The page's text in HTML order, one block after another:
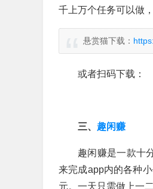
千上万个任务可以做
悬赏猫下载：
或者扫码下载：
三、 趣闲赚
趣闲赚是一款十
来完成app内的各种
元。一天只需做上一